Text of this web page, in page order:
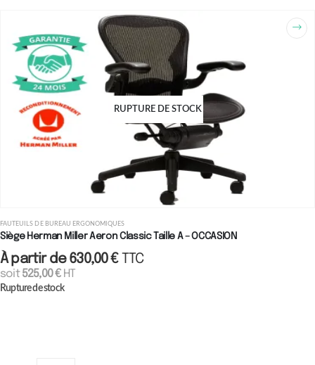
RUPTURE DE STOCK
FAUTEUILS DE BUREAU ERGONOMIQUES
Siège Herman Miller Aeron Classic Taille A – OCCASION
À partir de630,00€ TTC
soit525,00€HT
Rupture de stock